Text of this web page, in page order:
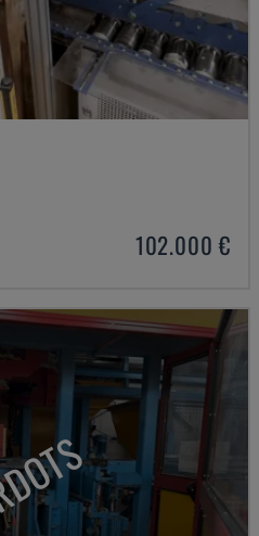
102.000 €